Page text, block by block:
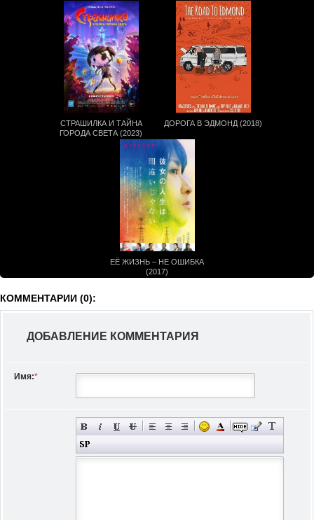
СТРАШИЛКА И ТАЙНА
ГОРОДА СВЕТА (2023)
ДОРОГА В ЭДМОНД (2018)
ЕЁ ЖИЗНЬ – НЕ ОШИБКА
(2017)
КОММЕНТАРИИ (0):
ДОБАВЛЕНИЕ КОММЕНТАРИЯ
Имя:*